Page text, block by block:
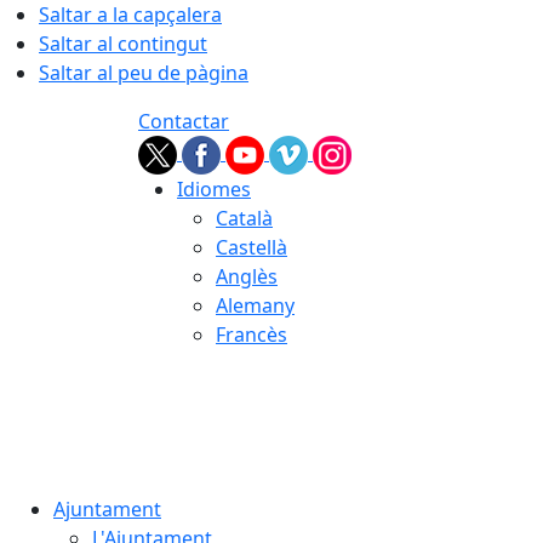
Saltar a la capçalera
Saltar al contingut
Saltar al peu de pàgina
Contactar
Idiomes
Català
Castellà
Anglès
Alemany
Francès
Ajuntament